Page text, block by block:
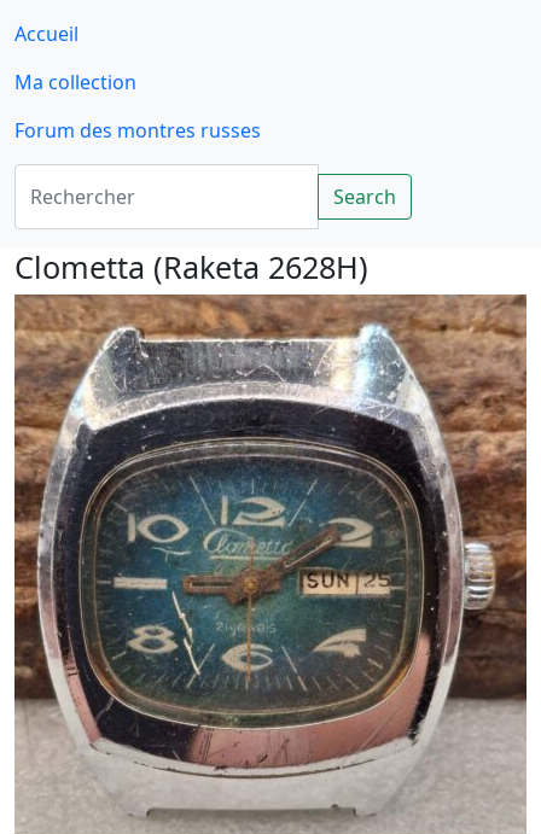
Accueil
Ma collection
Forum des montres russes
Rechercher
Search
Clometta (Raketa 2628H)